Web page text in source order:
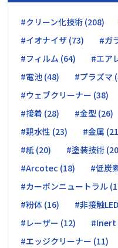
#クリーン化技術 (208)
#イオナイザ (73)
#ガ
#フィルム (64)
#エア
#電池 (48)
#プラズマ
#ウェブクリーナー (38)
#接着 (28)
#金型 (26)
#親水性 (23)
#金属
#紙 (20)
#塗装技術
#Arcotec (18)
#低炭
#カーボンニュートラル
#粉体 (16)
#非接触
#レーザー (12)
#Inert
#エッジクリーナー (11)